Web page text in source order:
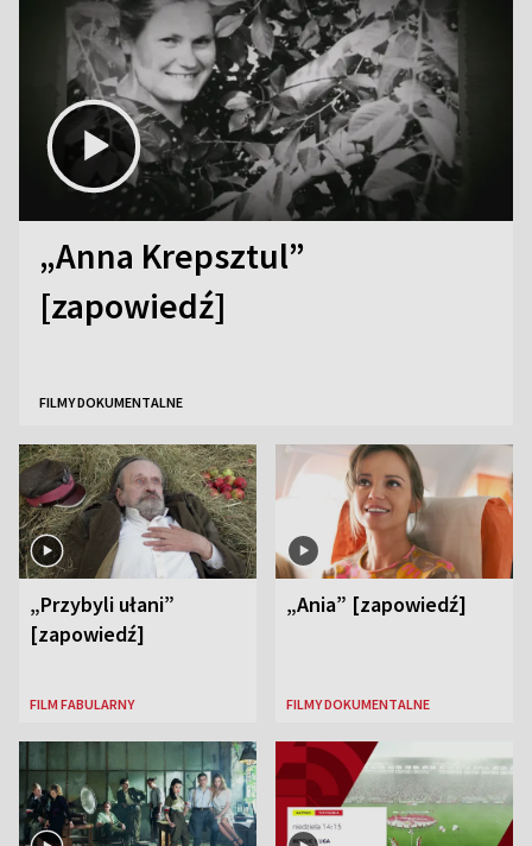
„Anna Krepsztul”
[zapowiedź]
FILMY DOKUMENTALNE
„Przybyli ułani”
[zapowiedź]
FILM FABULARNY
„Ania” [zapowiedź]
FILMY DOKUMENTALNE